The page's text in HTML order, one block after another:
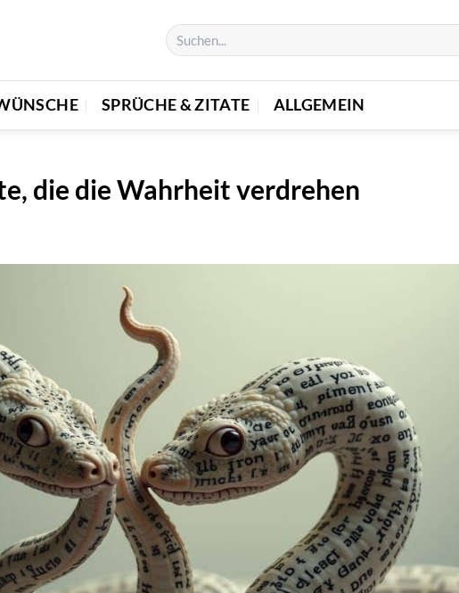
SPRÜCHE & ZITATE ALLGEMEIN
die die Wahrheit verdrehen